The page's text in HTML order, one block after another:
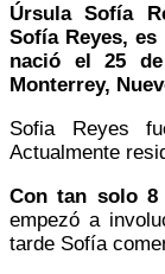
Úrsula Sofía
Sofía Reyes,
nació el 25
Monterrey,
Sofia Reyes
Actualmente
Con tan solo 8
empezó a
tarde Sofía